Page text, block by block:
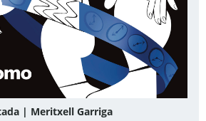
| Meritxell Garriga